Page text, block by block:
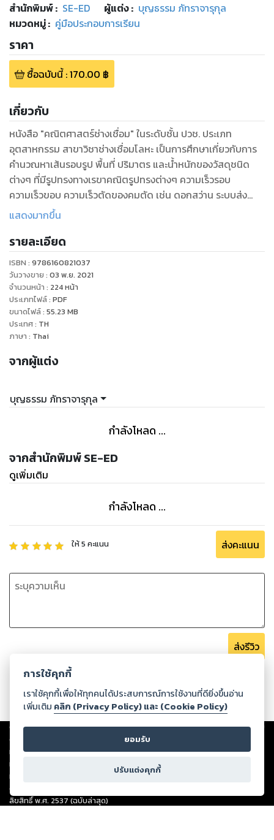
สำนักพิมพ์: SE-ED ผู้แต่ง : บุญธรรม ภัทราจารุกุล
หมวดหมู่: คู่มือประกอบการเรียน
ราคา
ซื้อฉบับนี้:170.00 ฿
เกี่ยวกับ
หนังสือ "คณิตศาสตร์ช่างเชื่อม" ในระดับชั้น ปวช. ประเภท
อุตสาหกรรม สาขาวิชาช่างเชื่อมโลหะ เป็นการศึกษาเกี่ยวกับการ
คำนวณหาเส้นรอบรูป พื้นที่ ปริมาตร และน้ำหนักของวัสดุชนิด
ต่างๆ ที่มีรูปทรงทางเรขาคณิตรูปทรงต่างๆ ความเร็วรอบ
ความเร็วขอบ ความเร็วตัดของคมตัด เช่น ดอกสว่าน ระบบส่ง
กำลังทางกลแบบต่างๆ เช่น ระบบส่งกำลังโดยตรง ระบบส่งกำลัง
ซึ่งได้แก่ คาน ลิ่ม รอก ล้อและเพลา และการคำนวณหาความสิ้น
เปลืองและการประมาณราคาในงานเชื่อมอาร์กด้วยลวดเชื่อมหุ้ม
ฟลั๊กซ์ ความสิ้นเปลืองและการประมาณราคาในงานเชื่อมแก๊ส โดย
ในเล่มได้อธิบายเนื้อหาอย่างละเอียด เป็นลำดับขั้น พร้อมตาราง
ภาพ และตัวอย่างภาพประกอบที่เข้าใจง่าย สามารถใช้ประกอบการ
แสดงมากขึ้น
รายละเอียด
ISBN : 9786160821037
วันวางขาย : 03 พ.ย. 2021
จำนวนหน้า : 224หน้า
ประเภทไฟล์: PDF
ขนาดไฟล์: 55.23 MB
ประเทศ: TH
ภาษา : Thai
จากผู้แต่ง
บุญธรรม ภัทราจารุกุล
กำลังโหลด ...
จากสำนักพิมพ์ SE-ED
ดูเพิ่มเติม
กำลังโหลด ...
ให้5 คะแนน ส่งคะแนน
ส่งรีวิว
Copyright ©2026Storylog Co., Ltd. - สตอรี่ล็อกขอสงวนสิทธิ์ไม่รับผิดชอบ
ต่อผลงานหรือเนื้อหาใดที่อัปโหลดผ่านเว็บไซต์และปรากฏว่าละเมิดสิทธิใน
ทรัพย์สินทางปัญญาของบุคคลอื่นหรือขัดต่อกฎหมายและศีลธรรม ดังนั้น ผู้อ่าน
ทุกท่านโปรดใช้วิจารณญาณในการกลั่นกรองด้วยตนเอง และหากท่านพบว่าส่วน
หนึ่งส่วนใดขัดต่อกฎหมายและศีลธรรม กรุณาแจ้งมายังบริษัท เพื่อทีมงานจะได้
ดำเนินการในทันที ทั้งนี้ ทางสตอรี่ล็อกขอสงวนลิขสิทธิ์ตามพระราชบัญญัติ
ลิขสิทธิ์ พ.ศ. 2537 (ฉบับล่าสุด)
การใช้คุกกี้
เราใช้คุกกี้เพื่อให้ทุกคนได้ประสบการณ์การใช้งานที่ดียิ่งขึ้นอ่าน
เพิ่มเติม คลิก (Privacy Policy) และ (Cookie Policy)
ยอมรับ
ปรับแต่งคุกกี้